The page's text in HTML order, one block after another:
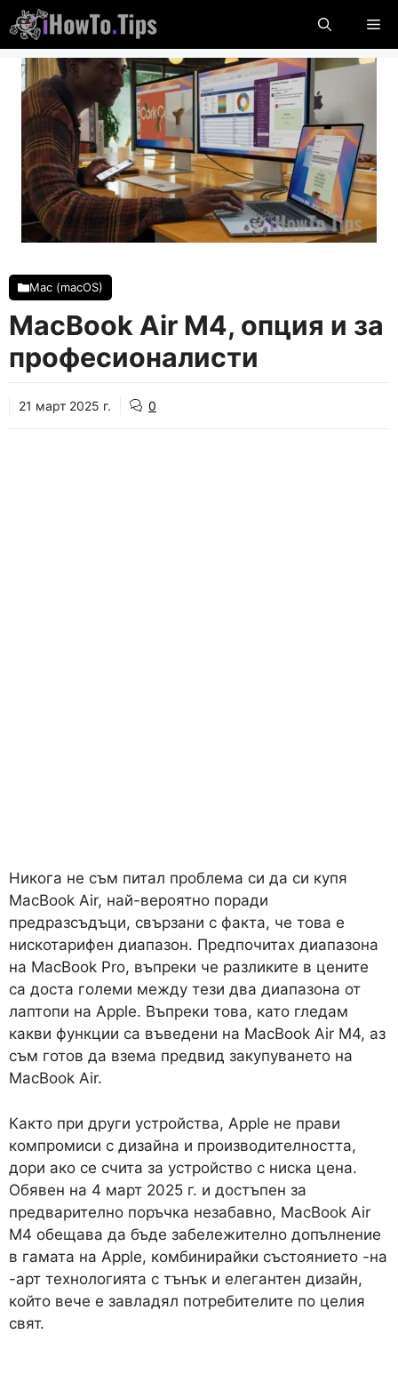
Пропуснете
до
съдържание
Mac (macOS)
MacBook Air M4, опция и за
професионалисти
21 март 2025 г. 0
Никога не съм питал проблема си да си купя
MacBook Air, най-вероятно поради
предразсъдъци, свързани с факта, че това е
нискотарифен диапазон. Предпочитах диапазона
на MacBook Pro, въпреки че разликите в цените
са доста големи между тези два диапазона от
лаптопи на Apple. Въпреки това, като гледам
какви функции са въведени на MacBook Air M4, аз
съм готов да взема предвид закупуването на
MacBook Air.
Както при други устройства, Apple не прави
компромиси с дизайна и производителността,
дори ако се счита за устройство с ниска цена.
Обявен на 4 март 2025 г. и достъпен за
предварително поръчка незабавно, MacBook Air
M4 обещава да бъде забележително допълнение
в гамата на Apple, комбинирайки състоянието -на
-арт технологията с тънък и елегантен дизайн,
който вече е завладял потребителите по целия
свят.